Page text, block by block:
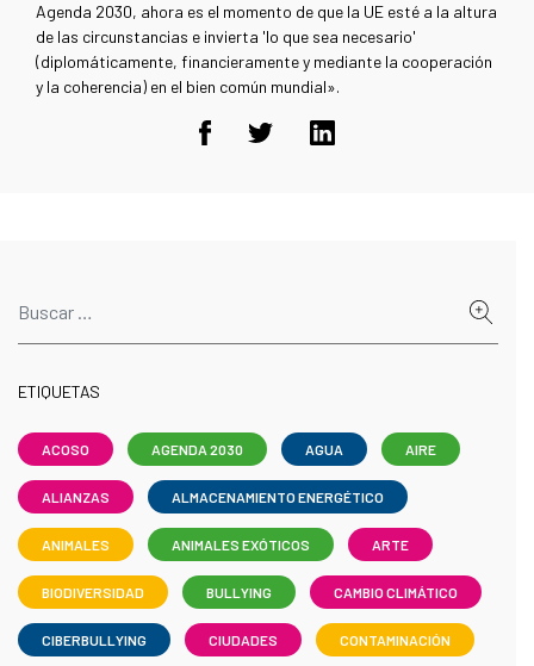
Agenda 2030, ahora es el momento de que la UE esté a la altura
de las circunstancias e invierta 'lo que sea necesario'
(diplomáticamente, financieramente y mediante la cooperación
y la coherencia) en el bien común mundial».
ETIQUETAS
ACOSO AGENDA 2030 AGUA AIRE
ALIANZAS ALMACENAMIENTO ENERGÉTICO
ANIMALES ANIMALES EXÓTICOS ARTE
BIODIVERSIDAD BULLYING CAMBIO CLIMÁTICO
CIBERBULLYING CIUDADES CONTAMINACIÓN